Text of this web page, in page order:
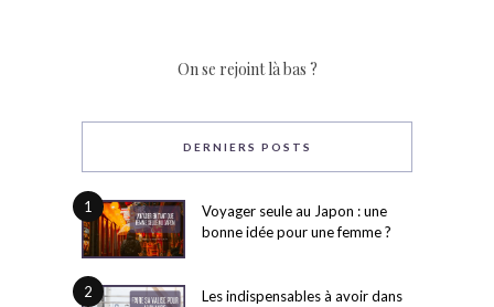
On se rejoint là bas ?
DERNIERS POSTS
1
Voyager seule au Japon : une
bonne idée pour une femme ?
2
Les indispensables à avoir dans